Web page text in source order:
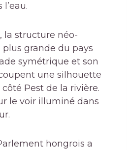
la structure néo-
grande du pays
symétrique et son
une silhouette
Pest de la rivière.
le voir illuminé dans
hongrois a